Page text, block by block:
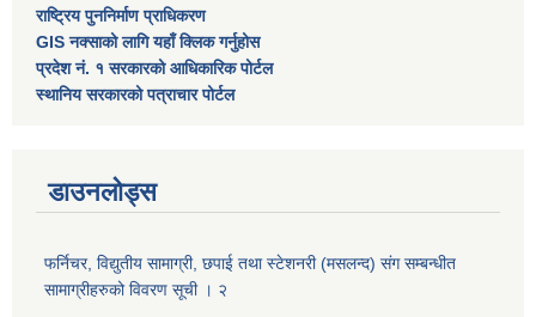
राष्ट्रिय पुननिर्माण प्राधिकरण
GIS नक्साको लागि यहाँ क्लिक गर्नुहोस
प्रदेश नं. १ सरकारको आधिकारिक पोर्टल
स्थानिय सरकारको पत्राचार पोर्टल
डाउनलोड्स
फर्निचर, विद्युतीय सामाग्री, छपाई तथा स्टेशनरी (मसलन्द) संग सम्बन्धीत
सामाग्रीहरुको विवरण सूची । २